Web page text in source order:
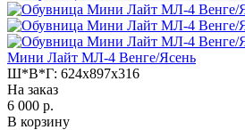
Мини Лайт МЛ-4 Венге/Ясень
Ш*В*Г: 624x897x316
На заказ
6 000 р.
В корзину